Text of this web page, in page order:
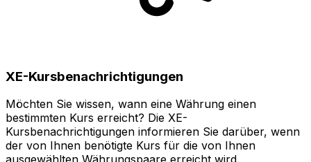
XE-Kursbenachrichtigungen
Möchten Sie wissen, wann eine Währung einen
bestimmten Kurs erreicht? Die XE-
Kursbenachrichtigungen informieren Sie darüber, wenn
der von Ihnen benötigte Kurs für die von Ihnen